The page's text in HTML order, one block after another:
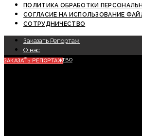
ПОЛИТИКА ОБРАБОТКИ
СОГЛАСИЕ НА ИСПОЛЬЗОВАНИЕ
СОТРУДНИЧЕСТВО
Заказать Репортаж
О нас
Сотрудничество
ЗАКАЗАТЬ РЕПОРТАЖ